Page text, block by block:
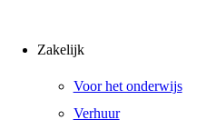
Zakelijk
Voor het onderwijs
Verhuur